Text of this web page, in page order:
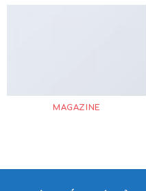
MAGAZINE